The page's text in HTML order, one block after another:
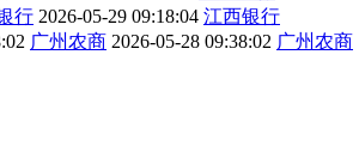
行 2026-05-29 09:18:04 江西银行
广州农商 2026-05-28 09:38:02 广州农商